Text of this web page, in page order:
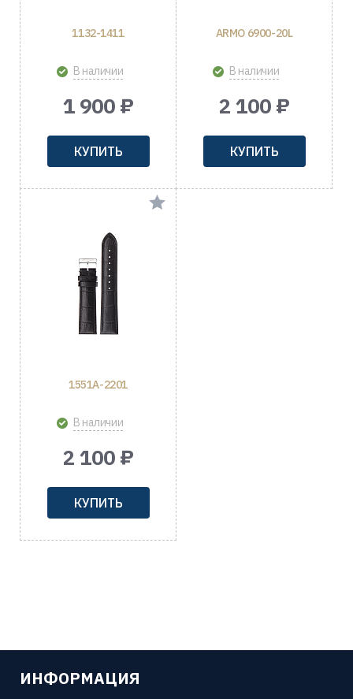
1132-1411
В наличии
1 900 ₽
КУПИТЬ
ARMO 6900-20L
В наличии
2 100 ₽
КУПИТЬ
1551A-2201
В наличии
2 100 ₽
КУПИТЬ
ИНФОРМАЦИЯ